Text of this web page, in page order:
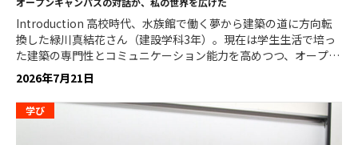
Introduction 高校時代、水族館で働く夢から建築の道に方向転
換した緑川真結花さん（建設学科3年）。現在は学生生活で培っ
た建築の専門性とコミュニケーション能力を高めつつ、オープン
キャンパスの学生スタッフとして活動しています。進路に迷う高
校生に向け、緑川さんに大学進学の決め手や大学生活のリアルと
魅力についてインタビューをしました。「建築に興味はあるけれ
ど、女子学生が少ないのではないかと不安」「専門知識がなくて
授業についていけるか心配」など一歩を踏み出せずにいる高校生
2026年7月21日
学び